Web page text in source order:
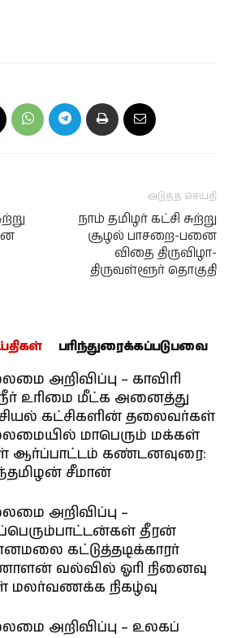
அடுத்த செய்தி
நாம் தமிழர் கட்சி சுற்று
சூழல் பாசறை-பனை
விதை திருவிழா-
திருவள்ளூர் தொகுதி
பரிந்துரைக்கப்படுபவை
அறிவிப்பு – காவிரி
உரிமை மீட்க அனைத்து
கட்சிகளின் தலைவர்கள்
மாபெரும் மக்கள்
ஆர்ப்பாட்டம் கண்டனவுரை:
சீமான்
அறிவிப்பு –
தீரன்
கட்டுத்தடிக்காரர்
வல்வில் ஓரி நினைவு
மலர்வணக்க நிகழ்வு
அறிவிப்பு – உலகப்